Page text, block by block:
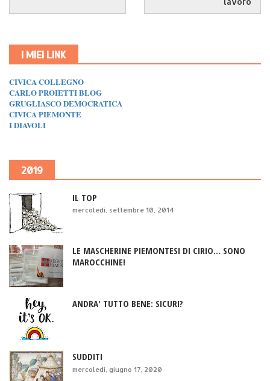
I MIEI LINK
CIVICA COLLEGNO
CARLO PROIETTI BLOG
GRUGLIASCO DEMOCRATICA
CIVICA PIEMONTE
I DIAVOLI
2019
IL TOP
mercoledì, settembre 10, 2014
LE MASCHERINE PIEMONTESI DI CIRIO... SONO
MAROCCHINE!
ANDRA' TUTTO BENE: SICURI?
SUDDITI
mercoledì, giugno 17, 2020